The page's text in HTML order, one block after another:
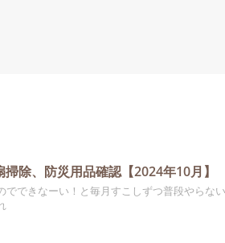
掃除、防災用品確認【2024年10月】
できなーい！と毎月すこしずつ普段やらな